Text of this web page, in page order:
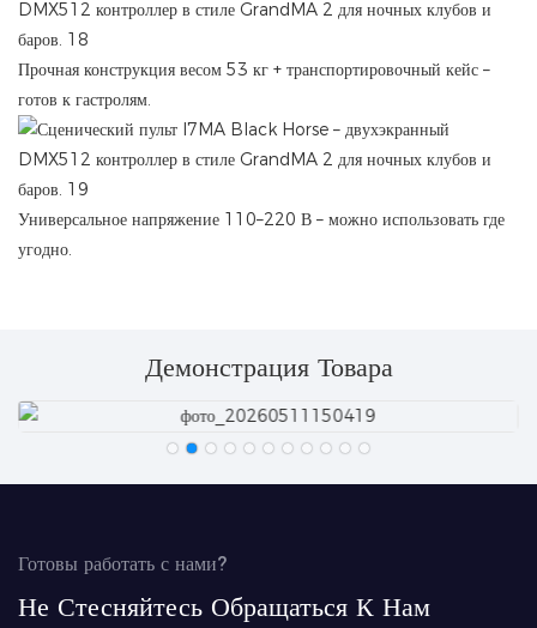
Прочная конструкция весом 53 кг + транспортировочный кейс –
готов к гастролям.
Универсальное напряжение 110–220 В – можно использовать где
угодно.
Демонстрация Товара
Готовы работать с нами?
Не Стесняйтесь Обращаться К Нам